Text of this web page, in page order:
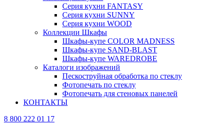
Серия кухни FANTASY
Серия кухни SUNNY
Серия кухни WOOD
Коллекции Шкафы
Шкафы-купе COLOR MADNESS
Шкафы-купе SAND-BLAST
Шкафы-купе WAREDROBE
Каталоги изображений
Пескоструйная обработка по стеклу
Фотопечать по стеклу
Фотопечать для стеновых панелей
КОНТАКТЫ
8 800 222 01 17